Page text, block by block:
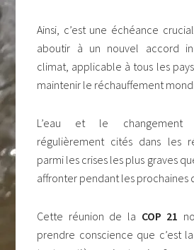
Ainsi, c’est une échéance
aboutir à un nouvel accord
climat, applicable à tous les
maintenir le réchauffement
L’eau et le changement
régulièrement cités dans les
parmi les crises les plus graves
affronter pendant les prochaines
Cette réunion de la COP 21
prendre conscience que c’est